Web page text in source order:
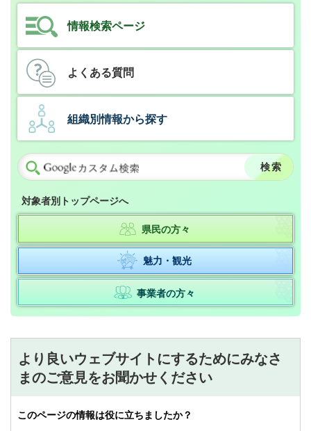
情報検索ページ
よくある質問
組織別情報から探す
対象者別トップページへ
県民の方々
魅力・観光
事業者の方々
より良いウェブサイトにするためにみなさ
まのご意見をお聞かせください
このページの情報は役に立ちましたか？